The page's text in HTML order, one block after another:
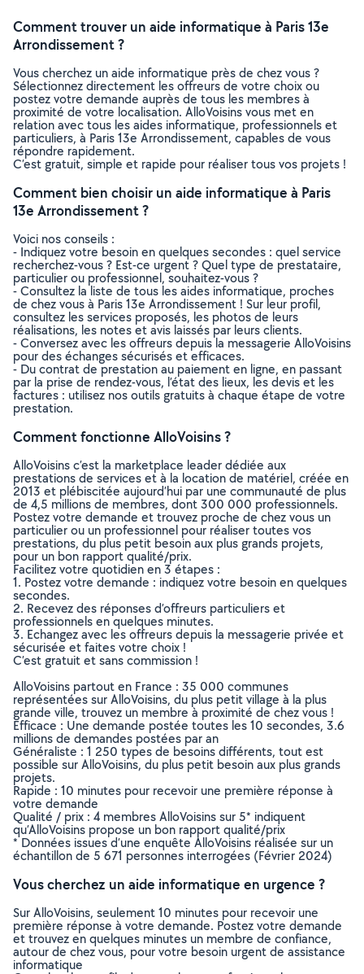
Comment trouver un aide informatique à Paris 13e
Arrondissement ?
Vous cherchez un aide informatique près de chez vous ?
Sélectionnez directement les offreurs de votre choix ou
postez votre demande auprès de tous les membres à
proximité de votre localisation. AlloVoisins vous met en
relation avec tous les aides informatique, professionnels et
particuliers, à Paris 13e Arrondissement, capables de vous
répondre rapidement.
C’est gratuit, simple et rapide pour réaliser tous vos projets !
Comment bien choisir un aide informatique à Paris
13e Arrondissement ?
Voici nos conseils :
- Indiquez votre besoin en quelques secondes : quel service
recherchez-vous ? Est-ce urgent ? Quel type de prestataire,
particulier ou professionnel, souhaitez-vous ?
- Consultez la liste de tous les aides informatique, proches
de chez vous à Paris 13e Arrondissement ! Sur leur profil,
consultez les services proposés, les photos de leurs
réalisations, les notes et avis laissés par leurs clients.
- Conversez avec les offreurs depuis la messagerie AlloVoisins
pour des échanges sécurisés et efficaces.
- Du contrat de prestation au paiement en ligne, en passant
par la prise de rendez-vous, l’état des lieux, les devis et les
factures : utilisez nos outils gratuits à chaque étape de votre
prestation.
Comment fonctionne AlloVoisins ?
AlloVoisins c’est la marketplace leader dédiée aux
prestations de services et à la location de matériel, créée en
2013 et plébiscitée aujourd’hui par une communauté de plus
de 4,5 millions de membres, dont 300 000 professionnels.
Postez votre demande et trouvez proche de chez vous un
particulier ou un professionnel pour réaliser toutes vos
prestations, du plus petit besoin aux plus grands projets,
pour un bon rapport qualité/prix.
Facilitez votre quotidien en 3 étapes :
1. Postez votre demande : indiquez votre besoin en quelques
secondes.
2. Recevez des réponses d’offreurs particuliers et
professionnels en quelques minutes.
3. Echangez avec les offreurs depuis la messagerie privée et
sécurisée et faites votre choix !
C’est gratuit et sans commission !
AlloVoisins partout en France : 35 000 communes
représentées sur AlloVoisins, du plus petit village à la plus
grande ville, trouvez un membre à proximité de chez vous !
Efficace : Une demande postée toutes les 10 secondes, 3.6
millions de demandes postées par an
Généraliste : 1 250 types de besoins différents, tout est
possible sur AlloVoisins, du plus petit besoin aux plus grands
projets.
Rapide : 10 minutes pour recevoir une première réponse à
votre demande
Qualité / prix : 4 membres AlloVoisins sur 5* indiquent
qu’AlloVoisins propose un bon rapport qualité/prix
* Données issues d’une enquête AlloVoisins réalisée sur un
échantillon de 5 671 personnes interrogées (Février 2024)
Vous cherchez un aide informatique en urgence ?
Sur AlloVoisins, seulement 10 minutes pour recevoir une
première réponse à votre demande. Postez votre demande
et trouvez en quelques minutes un membre de confiance,
autour de chez vous, pour votre besoin urgent de assistance
informatique